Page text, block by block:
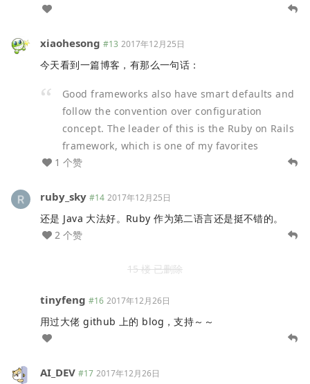
xiaohesong #13 2017年12月25日
今天看到一篇博客，有那么一句话：
Good frameworks also have smart defaults and
follow the convention over configuration
concept. The leader of this is the Ruby on Rails
framework, which is one of my favorites
1 个赞
ruby_sky #14 2017年12月25日
还是 Java 大法好。Ruby 作为第二语言还是挺不错的。
2 个赞
15 楼 已删除
tinyfeng #16 2017年12月26日
用过大佬 github 上的 blog，支持～～
AI_DEV #17 2017年12月26日